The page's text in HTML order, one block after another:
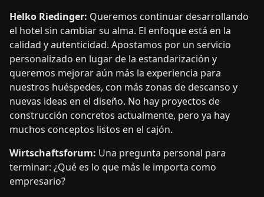
Helko Riedinger: Queremos continuar desarrollando
el hotel sin cambiar su alma. El enfoque está en la
calidad y autenticidad. Apostamos por un servicio
personalizado en lugar de la estandarización y
queremos mejorar aún más la experiencia para
nuestros huéspedes, con más zonas de descanso y
nuevas ideas en el diseño. No hay proyectos de
construcción concretos actualmente, pero ya hay
muchos conceptos listos en el cajón.
Wirtschaftsforum: Una pregunta personal para
terminar: ¿Qué es lo que más le importa como
empresario?